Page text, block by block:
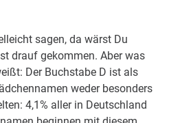
sagen, da wärst Du
drauf gekommen. Aber was
Der Buchstabe D ist als
weder besonders
4,1% aller in Deutschland